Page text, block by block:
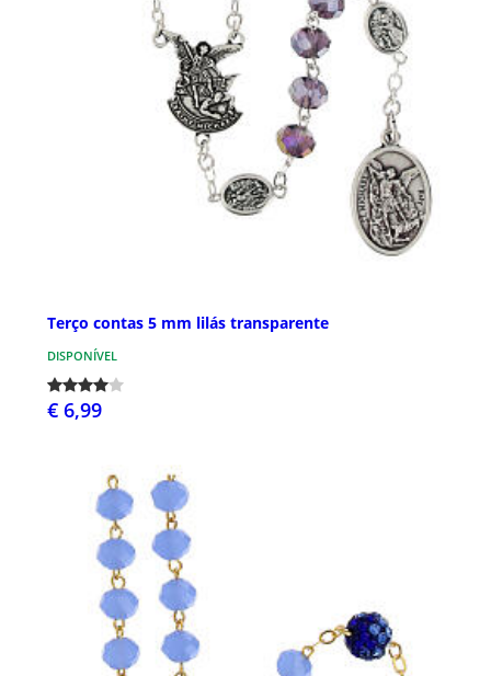
Terço contas 5 mm lilás transparente
DISPONÍVEL
€ 6,99